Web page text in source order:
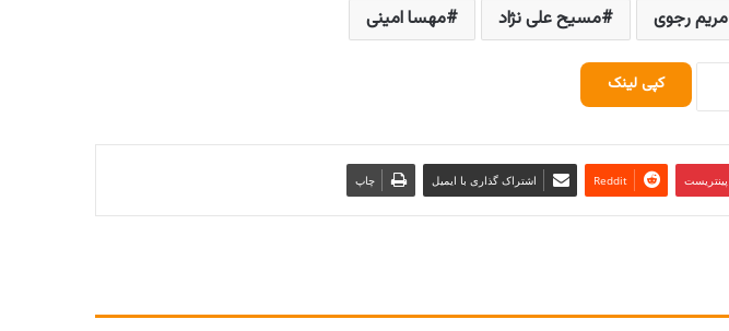
مریم رجوی مسیح علی نژاد مهسا امینی
کپی لینک
پینتریست Reddit اشتراک گذاری با ایمیل چاپ